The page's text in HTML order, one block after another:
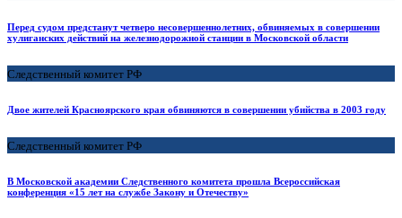
Перед судом предстанут четверо несовершеннолетних, обвиняемых в совершении
хулиганских действий на железнодорожной станции в Московской области
Следственный комитет РФ
Двое жителей Красноярского края обвиняются в совершении убийства в 2003 году
Следственный комитет РФ
В Московской академии Следственного комитета прошла Всероссийская
конференция «15 лет на службе Закону и Отечеству»